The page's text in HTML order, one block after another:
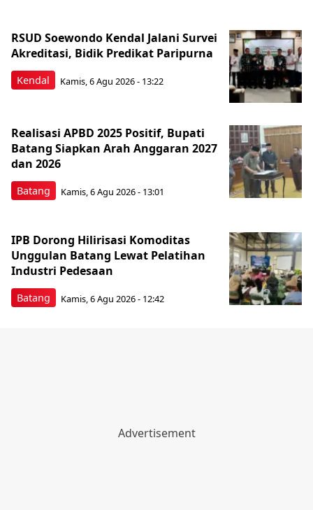
Kendal
RSUD Soewondo Kendal Jalani Survei
Akreditasi, Bidik Predikat Paripurna
Kamis, 6 Agu 2026 - 13:22
Batang
Realisasi APBD 2025 Positif, Bupati
Batang Siapkan Arah Anggaran 2027
dan 2026
Kamis, 6 Agu 2026 - 13:01
Batang
IPB Dorong Hilirisasi Komoditas
Unggulan Batang Lewat Pelatihan
Industri Pedesaan
Kamis, 6 Agu 2026 - 12:42